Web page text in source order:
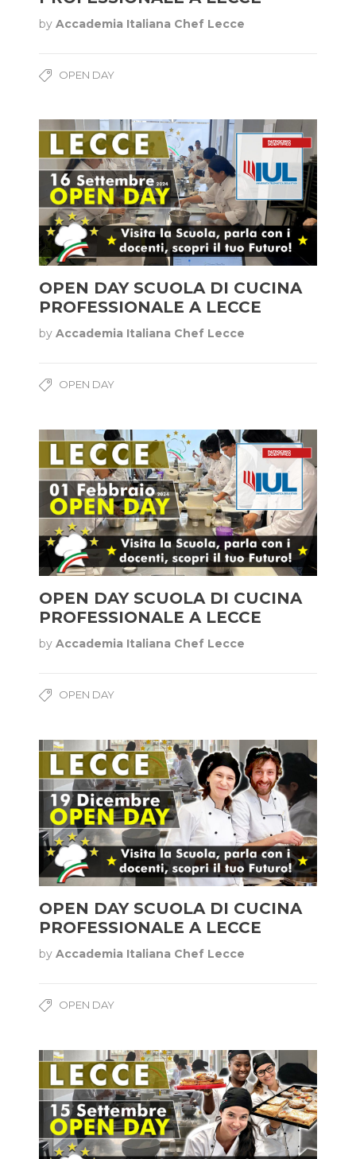
by Accademia Italiana Chef Lecce
OPEN DAY
OPEN DAY SCUOLA DI CUCINA
PROFESSIONALE A LECCE
by Accademia Italiana Chef Lecce
OPEN DAY
OPEN DAY SCUOLA DI CUCINA
PROFESSIONALE A LECCE
by Accademia Italiana Chef Lecce
OPEN DAY
OPEN DAY SCUOLA DI CUCINA
PROFESSIONALE A LECCE
by Accademia Italiana Chef Lecce
OPEN DAY